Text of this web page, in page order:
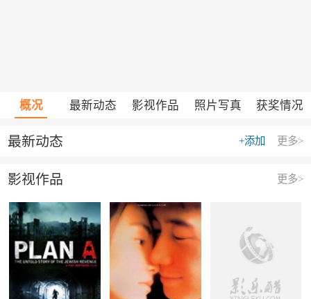
概况 最新动态 影视作品 照片写真 获奖情况
更多>
+添加
最新动态
更多>
影视作品